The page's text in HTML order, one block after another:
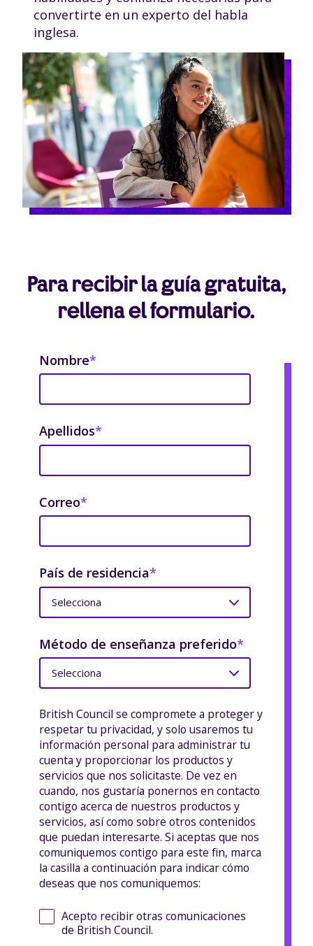
convertirte en un experto del habla
inglesa.
Para recibir la guía gratuita,
rellena el formulario.
Nombre*
Apellidos*
Correo*
País de residencia*
Método de enseñanza preferido*
British Council se compromete a proteger y
respetar tu privacidad, y solo usaremos tu
información personal para administrar tu
cuenta y proporcionar los productos y
servicios que nos solicitaste. De vez en
cuando, nos gustaría ponernos en contacto
contigo acerca de nuestros productos y
servicios, así como sobre otros contenidos
que puedan interesarte. Si aceptas que nos
comuniquemos contigo para este fin, marca
la casilla a continuación para indicar cómo
deseas que nos comuniquemos:
Acepto recibir otras comunicaciones
de British Council.